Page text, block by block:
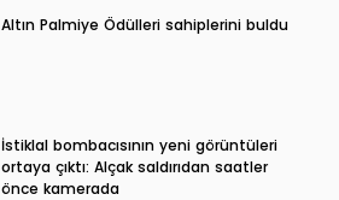
Altın Palmiye Ödülleri sahiplerini buldu
İstiklal bombacısının yeni görüntüleri
ortaya çıktı: Alçak saldırıdan saatler
önce kamerada